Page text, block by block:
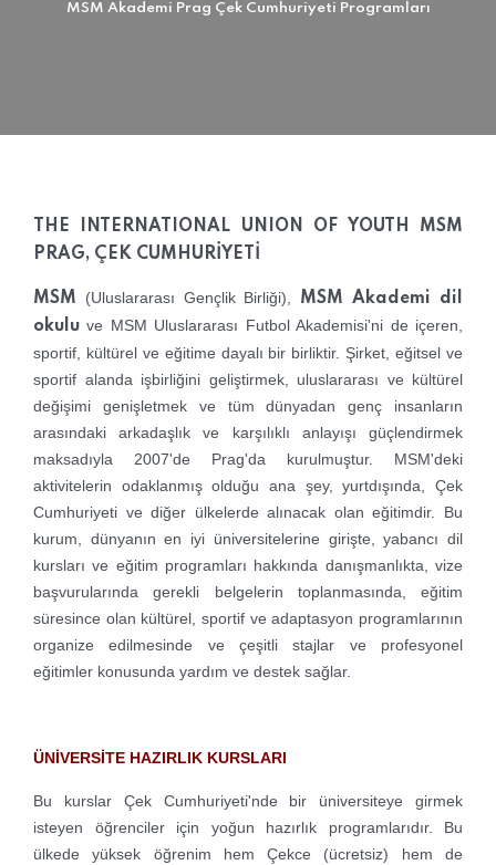
MSM Akademi Prag Çek Cumhuriyeti Programları
THE INTERNATIONAL UNION OF YOUTH MSM
PRAG, ÇEK CUMHURİYETİ
MSM (Uluslararası Gençlik Birliği), MSM Akademi dil
okulu ve MSM Uluslararası Futbol Akademisi'ni de içeren,
sportif, kültürel ve eğitime dayalı bir birliktir. Şirket, eğitsel ve
sportif alanda işbirliğini geliştirmek, uluslararası ve kültürel
değişimi genişletmek ve tüm dünyadan genç insanların
arasındaki arkadaşlık ve karşılıklı anlayışı güçlendirmek
maksadıyla 2007'de Prag'da kurulmuştur. MSM'deki
aktivitelerin odaklanmış olduğu ana şey, yurtdışında, Çek
Cumhuriyeti ve diğer ülkelerde alınacak olan eğitimdir. Bu
kurum, dünyanın en iyi üniversitelerine girişte, yabancı dil
kursları ve eğitim programları hakkında danışmanlıkta, vize
başvurularında gerekli belgelerin toplanmasında, eğitim
süresince olan kültürel, sportif ve adaptasyon programlarının
organize edilmesinde ve çeşitli stajlar ve profesyonel
eğitimler konusunda yardım ve destek sağlar.
ÜNİVERSİTE HAZIRLIK KURSLARI
Bu kurslar Çek Cumhuriyeti'nde bir üniversiteye girmek
isteyen öğrenciler için yoğun hazırlık programlarıdır. Bu
ülkede yüksek öğrenim hem Çekce (ücretsiz) hem de